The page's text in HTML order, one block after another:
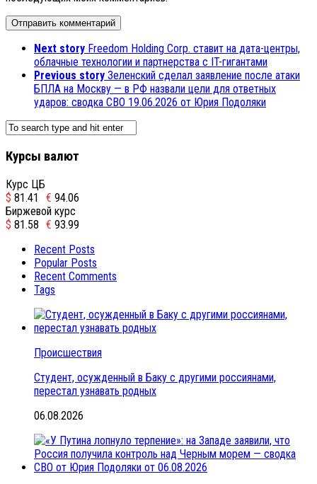
Next story Freedom Holding Corp. ставит на дата-центры,
облачные технологии и партнерства с IT-гигантами
Previous story Зеленский сделал заявление после атаки
БПЛА на Москву — в РФ назвали цели для ответных
ударов: сводка СВО 19.06.2026 от Юрия Подоляки
Курсы валют
Курс ЦБ
$ 81.41 € 94.06
Биржевой курс
$ 81.58 € 93.99
Recent Posts
Popular Posts
Recent Comments
Tags
Происшествия
Студент, осужденный в Баку с другими россиянами,
перестал узнавать родных
06.08.2026